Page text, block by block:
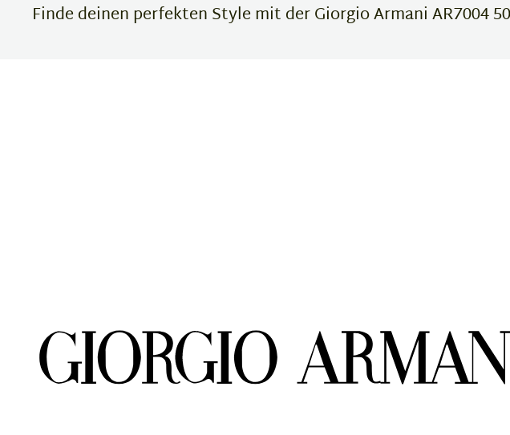
Finde deinen perfekten Style mit der Giorgio Armani AR7004